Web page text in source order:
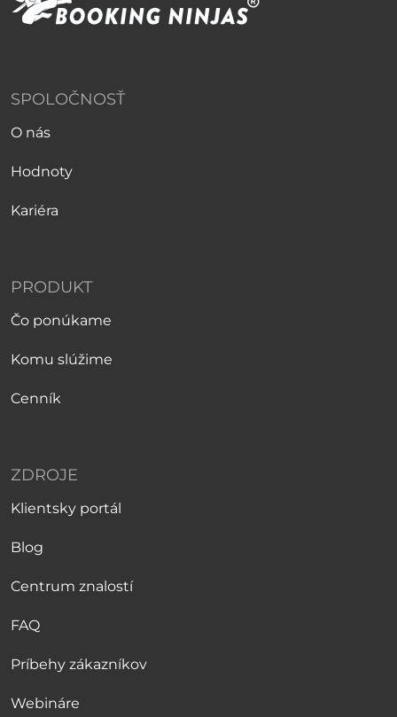
SPOLOČNOSŤ
O nás
Hodnoty
Kariéra
PRODUKT
Čo ponúkame
Komu slúžime
Cenník
ZDROJE
Klientsky portál
Blog
Centrum znalostí
FAQ
Príbehy zákazníkov
Webináre